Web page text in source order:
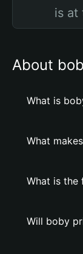
is at
About
What is
What
What is the
Will boby